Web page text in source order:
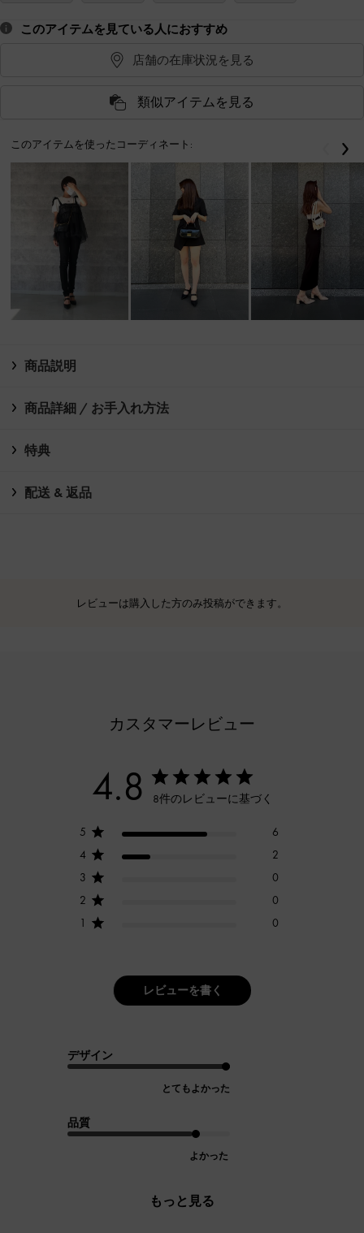
このアイテムを見ている人におすすめ
店舗の在庫状況を見る
類似アイテムを見る
このアイテムを使ったコーディネート: 戻る
商品説明
商品詳細 / お手入れ方法
特典
配送 & 返品
レビューは購入した方のみ投稿ができます。
カスタマーレビュー
4.8 8件のレビューに基づく
5
6
4
2
3
0
2
0
1
0
レビューを書く
デザイン
とてもよかった
品質
よかった
もっと見る